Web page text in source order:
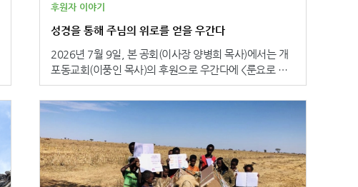
후원자 이야기
성경을 통해 주님의 위로를 얻을 우간다
2026년 7월 9일, 본 공회(이사장 양병희 목사)에서는 개
포동교회(이풍인 목사)의 후원으로 우간다에 <룬요로 루
토로어 성경> 4,300부, <알루아어 성경> 4,300부를 보내
는 기증 예식을 가졌습니다. 개포동교회는 2024년 르완
다까지 3년 연속 해외 성경 보내기 사역에 참여하며 부활
절 헌금으로 전 성도의 마음을 모아 하나님의 말씀을 전 세
계에 전하는 일에 지속적으로 동참하고 있습니다. 이번